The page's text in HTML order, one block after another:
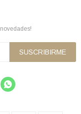
SUSCRIBIRME
